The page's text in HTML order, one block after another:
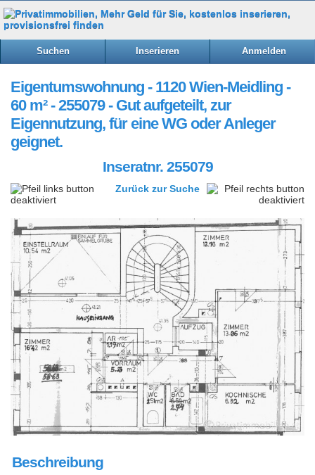
Suchen Inserieren Anmelden
Eigentumswohnung - 1120 Wien-Meidling -
60 m² - 255079 - Gut aufgeteilt, zur
Eigennutzung, für eine WG oder Anleger
geignet.
Inseratnr. 255079
Zurück zur Suche
Beschreibung